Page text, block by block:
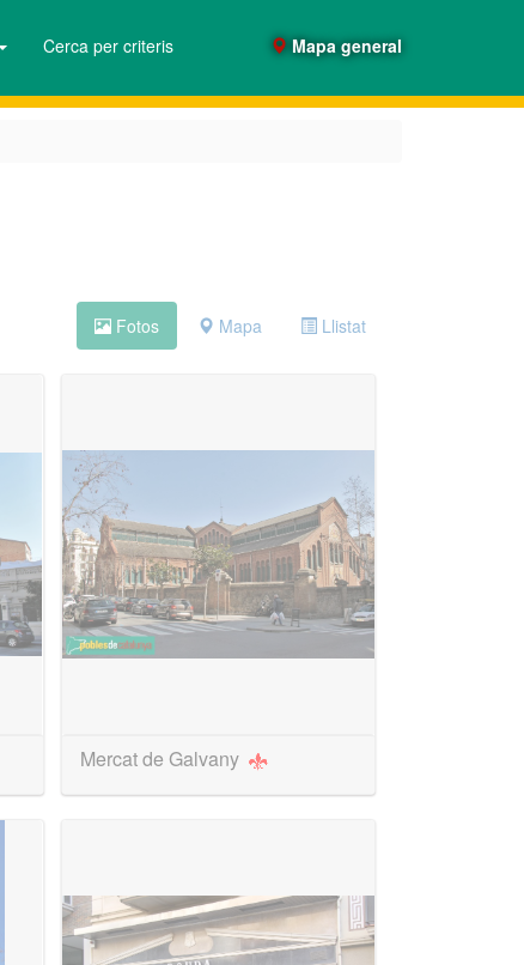
Cerca per criteris Mapa general
Fotos Mapa Llistat
Mercat de Galvany